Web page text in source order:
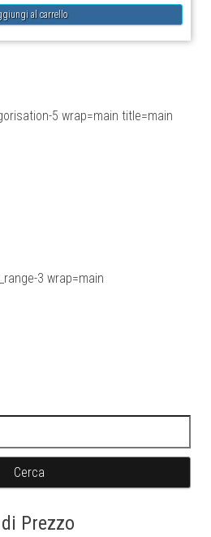
5 wrap=main title=main
3 wrap=main
Prezzo